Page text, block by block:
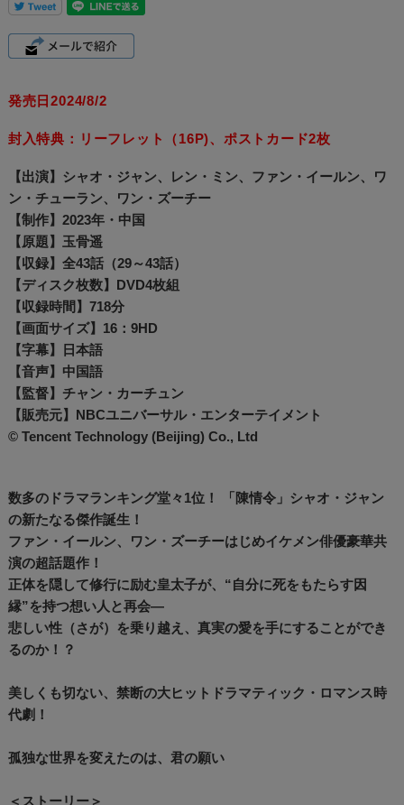
発売日2024/8/2
封入特典：リーフレット（16P)、ポストカード2枚
【出演】シャオ・ジャン、レン・ミン、ファン・イールン、ワ
ン・チューラン、ワン・ズーチー
【制作】2023年・中国
【原題】玉骨遥
【収録】全43話（29～43話）
【ディスク枚数】DVD4枚組
【収録時間】718分
【画面サイズ】16：9HD
【字幕】日本語
【音声】中国語
【監督】チャン・カーチュン
【販売元】NBCユニバーサル・エンターテイメント
© Tencent Technology (Beijing) Co., Ltd
数多のドラマランキング堂々1位！ 「陳情令」シャオ・ジャン
の新たなる傑作誕生！
ファン・イールン、ワン・ズーチーはじめイケメン俳優豪華共
演の超話題作！
正体を隠して修行に励む皇太子が、“自分に死をもたらす因
縁”を持つ想い人と再会―
悲しい性（さが）を乗り越え、真実の愛を手にすることができ
るのか！？
美しくも切ない、禁断の大ヒットドラマティック・ロマンス時
代劇！
孤独な世界を変えたのは、君の願い
＜ストーリー＞